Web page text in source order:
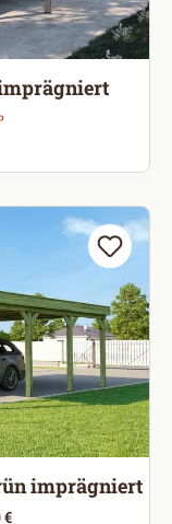
imprägniert
imprägniert